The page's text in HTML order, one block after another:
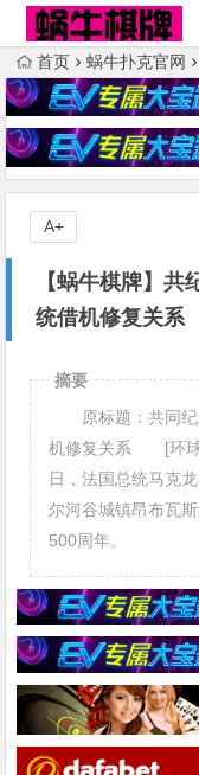
首页 蜗牛扑克官网
【蜗牛棋牌】
统借机修复关系
A+
摘要
原标题：共同纪
机修复关系 [环球
日，法国总统马克
尔河谷城镇昂布瓦
500周年。